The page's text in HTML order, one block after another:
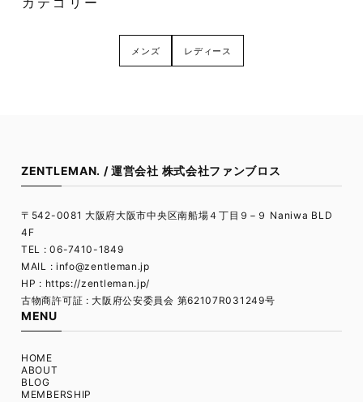
メンズ レディース
ZENTLEMAN. / 運営会社 株式会社ファンブロス
〒542-0081 大阪府大阪市中央区南船場４丁目９−９ Naniwa BLD
4F
TEL : 06-7410-1849
MAIL : info@zentleman.jp
HP : https://zentleman.jp/
古物商許可証 : 大阪府公安委員会 第62107R031249号
MENU
HOME
ABOUT
BLOG
MEMBERSHIP